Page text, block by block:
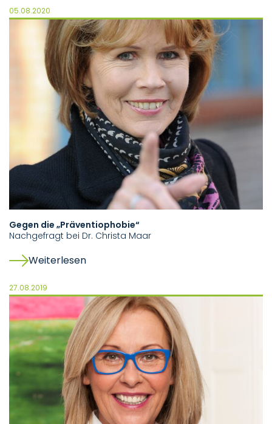
05.08.2020
Gegen die „Präventiophobie“
Nachgefragt bei Dr. Christa Maar
Weiterlesen
27.08.2019